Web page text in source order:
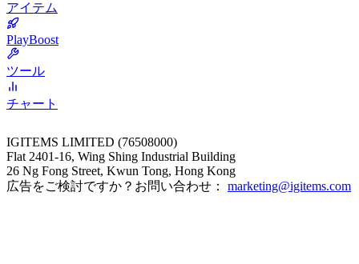
アイテム
PlayBoost
ツール
チャート
IGITEMS LIMITED (76508000)
Flat 2401-16, Wing Shing Industrial Building
26 Ng Fong Street, Kwun Tong, Hong Kong
広告をご検討ですか？お問い合わせ： marketing@igitems.com